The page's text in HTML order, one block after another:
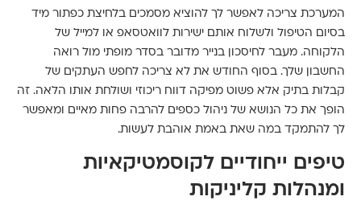
המערכת צריכה לאפשר לך להוציא מסמכים בלחיצת כפתור מיד
בסיום הטיפול ולשלוח אותם ישירות לוואטסאפ או למייל של
הלקוחה. מעבר לחיסכון בנייר מדובר בסדר מופתי מול רואה
החשבון שלך. בסוף החודש את לא צריכה לחפש העתקים של
קבלות בתיק אלא פשוט מפיקה דווח ריכוזי ושולחת אותו הלאה. זה
הופך את כל הנושא של ניהול כספים להרבה פחות מאיים ומאפשר
לך להתמקד במה שאת באמת אוהבת לעשות.
טיפים ייחודיים לקוסמטיקאיות
ומנהלות קליניקות